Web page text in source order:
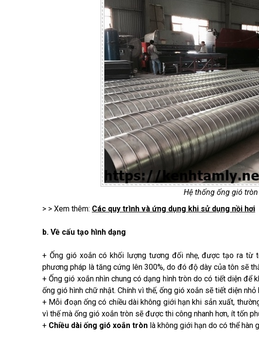
Hệ thống ống gió
> > Xem thêm: Các quy trình và ứng dụng khi sử dụng nồi hơi
b. Về cấu tạo hình dạng
+ Ống gió xoắn có khối lượng tương đối nhẹ, được tạo ra từ
phương pháp là tăng cứng lên 300%, do đó độ dày của tôn sẽ
+ Ống gió xoắn nhìn chung có dạng hình tròn do có tiết diện
ống gió hình chữ nhật. Chính vì thế, ống gió xoắn sẽ tiết diện
+ Mỗi đoạn ống có chiều dài không giới hạn khi sản xuất,
vì thế mà ống gió xoắn tròn sẽ được thi công nhanh hơn, ít tốn
+ Chiều dài ống gió xoắn tròn là không giới hạn do có thể hàn